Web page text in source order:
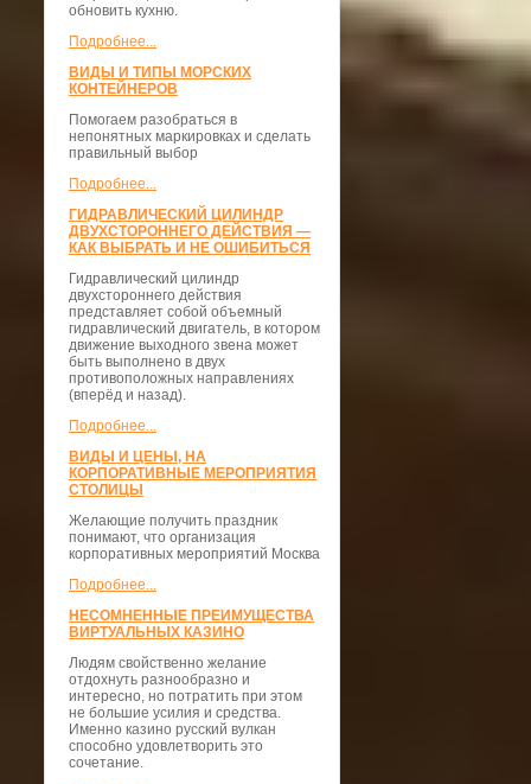
обновить кухню.
Подробнее...
ВИДЫ И ТИПЫ МОРСКИХ
КОНТЕЙНЕРОВ
Помогаем разобраться в
непонятных маркировках и сделать
правильный выбор
Подробнее...
ГИДРАВЛИЧЕСКИЙ ЦИЛИНДР
ДВУХСТОРОННЕГО ДЕЙСТВИЯ —
КАК ВЫБРАТЬ И НЕ ОШИБИТЬСЯ
Гидравлический цилиндр
двухстороннего действия
представляет собой объемный
гидравлический двигатель, в котором
движение выходного звена может
быть выполнено в двух
противоположных направлениях
(вперёд и назад).
Подробнее...
ВИДЫ И ЦЕНЫ, НА
КОРПОРАТИВНЫЕ МЕРОПРИЯТИЯ
СТОЛИЦЫ
Желающие получить праздник
понимают, что организация
корпоративных мероприятий Москва
Подробнее...
НЕСОМНЕННЫЕ ПРЕИМУЩЕСТВА
ВИРТУАЛЬНЫХ КАЗИНО
Людям свойственно желание
отдохнуть разнообразно и
интересно, но потратить при этом
не большие усилия и средства.
Именно казино русский вулкан
способно удовлетворить это
сочетание.